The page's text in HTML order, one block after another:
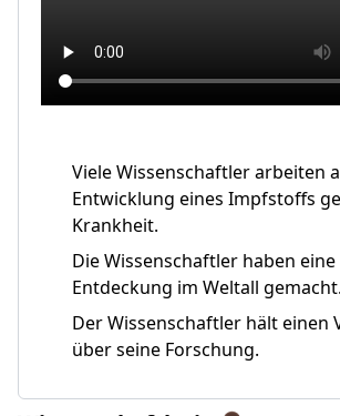
Viele Wissenschaftler arbeiten
Entwicklung eines Impfstoffs
Krankheit.
Die Wissenschaftler haben
Entdeckung im Weltall gemacht.
Der Wissenschaftler hält einen
über seine Forschung.